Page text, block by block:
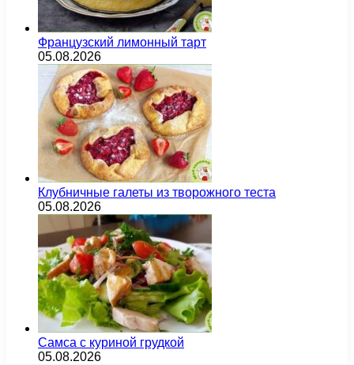
Французский лимонный тарт
05.08.2026
Клубничные галеты из творожного теста
05.08.2026
Самса с куриной грудкой
05.08.2026